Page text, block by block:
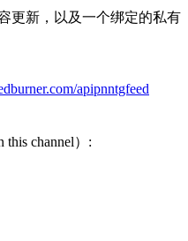
更新，以及一个绑定的私有
apipnntgfeed
channel）: